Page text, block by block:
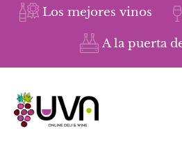
Los mejores vinos
A la puerta